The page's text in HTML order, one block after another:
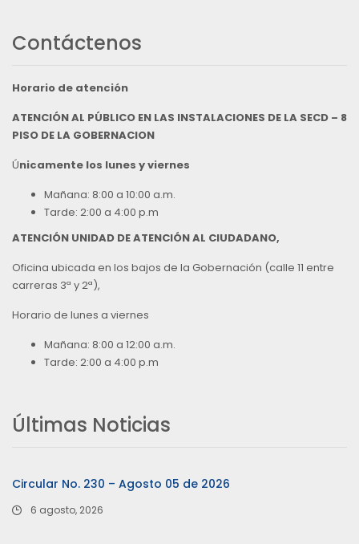
Contáctenos
Horario de atención
ATENCIÓN AL PÚBLICO EN LAS INSTALACIONES DE LA SECD – 8
PISO DE LA GOBERNACION
Únicamente los lunes y viernes
Mañana: 8:00 a 10:00 a.m.
Tarde: 2:00 a 4:00 p.m
ATENCIÓN UNIDAD DE ATENCIÓN AL CIUDADANO,
Oficina ubicada en los bajos de la Gobernación (calle 11 entre
carreras 3ª y 2ª),
Horario de lunes a viernes
Mañana: 8:00 a 12:00 a.m.
Tarde: 2:00 a 4:00 p.m
Últimas Noticias
Circular No. 230 – Agosto 05 de 2026
6 agosto, 2026